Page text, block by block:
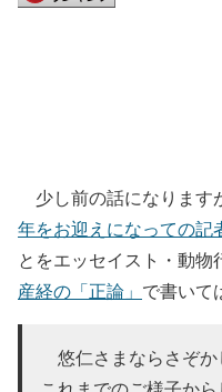
少し前の話になります
年をお迎えになっての記
とをエッセイスト・動
産経の「正論」 で書いて
悠仁さまならさぞか